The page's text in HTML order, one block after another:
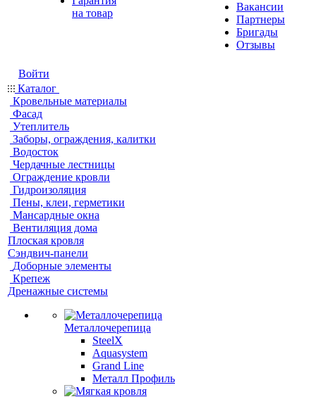
на товар
Вакансии
Партнеры
Бригады
Отзывы
Войти
Каталог
Кровельные материалы
Фасад
Утеплитель
Заборы, ограждения, калитки
Водосток
Чердачные лестницы
Ограждение кровли
Гидроизоляция
Пены, клеи, герметики
Мансардные окна
Вентиляция дома
Плоская кровля
Сэндвич-панели
Доборные элементы
Крепеж
Дренажные системы
Металлочерепица
SteelX
Aquasystem
Grand Line
Металл Профиль